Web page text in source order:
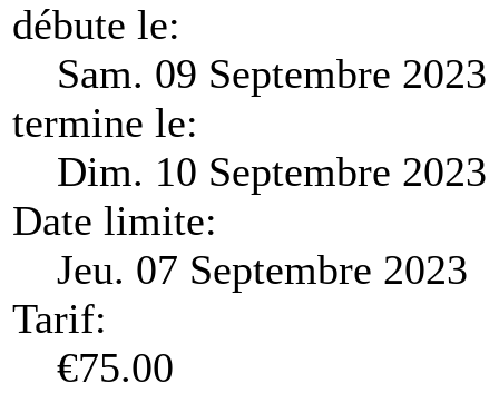
débute le:
Sam. 09 Septembre
termine le:
Dim. 10 Septembre
Date limite:
Jeu. 07 Septembre 2023
Tarif:
€75.00